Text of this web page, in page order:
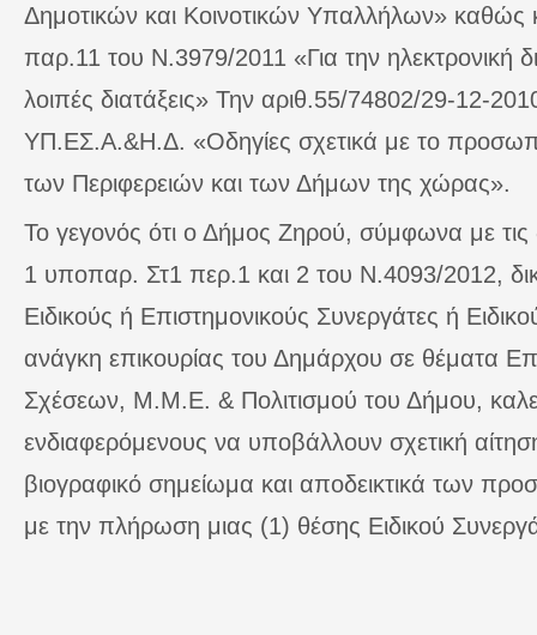
Δημοτικών και Κοινοτικών Υπαλλήλων» καθώς
παρ.11 του Ν.3979/2011 «Για την ηλεκτρονική
λοιπές διατάξεις» Την αριθ.55/74802/29-12-
ΥΠ.ΕΣ.Α.&Η.Δ. «Οδηγίες σχετικά με το
των Περιφερειών και των Δήμων της χώρας».
Το γεγονός ότι ο Δήμος Ζηρού, σύμφωνα με τις
1 υποπαρ. Στ1 περ.1 και 2 του Ν.4093/2012,
Ειδικούς ή Επιστημονικούς Συνεργάτες ή
ανάγκη επικουρίας του Δημάρχου σε θέματα
Σχέσεων, Μ.Μ.Ε. & Πολιτισμού του Δήμου,
ενδιαφερόμενους να υποβάλλουν σχετική
βιογραφικό σημείωμα και αποδεικτικά των
με την πλήρωση μιας (1) θέσης Ειδικού